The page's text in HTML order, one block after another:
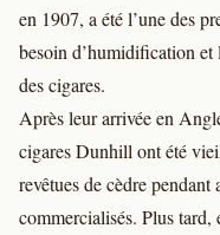
en 1907, a été l’une des
besoin d’humidification et
des cigares.
Après leur arrivée en
cigares Dunhill ont été
revêtues de cèdre
commercialisés. Plus